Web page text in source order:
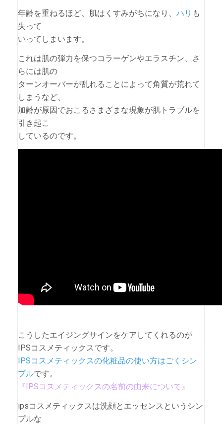
年齢を重ねるほど、肌はくすみがちになり、 ハリ も
失って
いってしまいます。
これは肌の弾力を保つコラーゲンやエラスチン、さ
らには肌の
ターンオーバーが乱れることによって角質が荒れて
しまうなど、
加齢が原因でおこるさまざまな現象が肌トラブルを
引き起こ
しているのです。
こうしたエイジングサインをケアしてくれるのが
IPSコスメティックスです。
IPSコスメティックスの化粧品の使い方はごくシン
プルです。
『IPSコスメティックスの名前の由来について』
ipsコスメティックスは洗顔とエッセンスというシン
プルな